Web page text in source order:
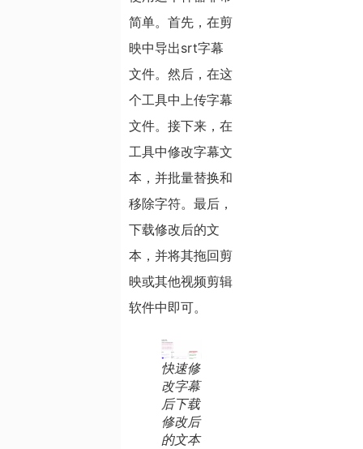
简单。首先，在剪
映中导出srt字幕
文件。然后，在这
个工具中上传字幕
文件。接下来，在
工具中修改字幕文
本，并批量替换和
移除字符。最后，
下载修改后的文
本，并将其拖回剪
映或其他视频剪辑
软件中即可。
快速修
改字幕
后下载
修改后
的文本